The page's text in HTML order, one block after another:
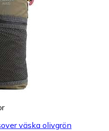
väska olivgrön